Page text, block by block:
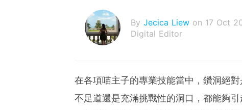
By Jecica Liew on 17 Oct
Digital Editor
在各項喵主子的專業技能當中，鑽洞絕
不足道還是充滿挑戰性的洞口，都能夠